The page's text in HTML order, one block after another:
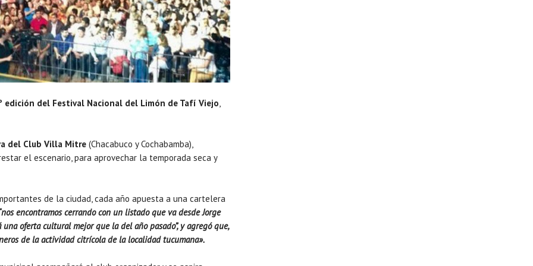
edición del Festival Nacional del Limón de Tafí Viejo,
del Club Villa Mitre (Chacabuco y Cochabamba),
el escenario, para aprovechar la temporada seca y
de la ciudad, cada año apuesta a una cartelera
encontramos cerrando con un listado que va desde Jorge
oferta cultural mejor que la del año pasado”, y agregó que,
de la actividad citrícola de la localidad tucumana».